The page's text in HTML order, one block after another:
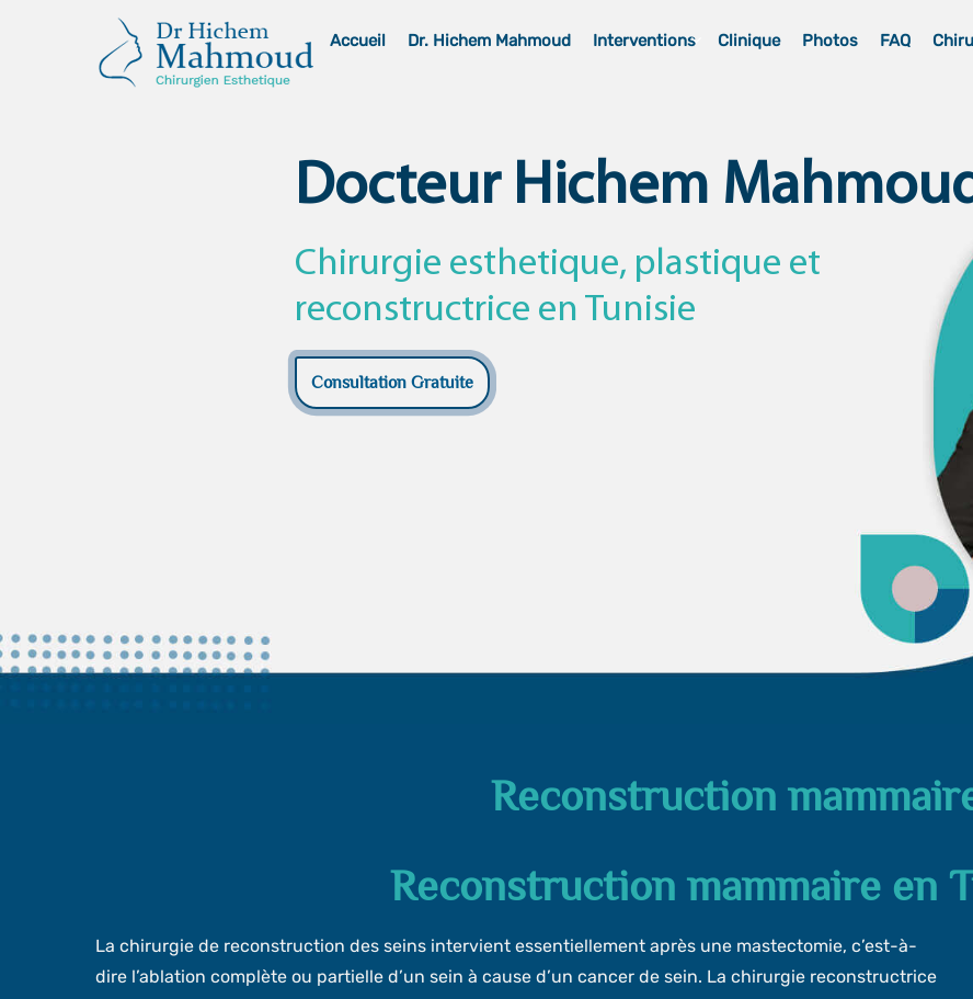
Accueil Dr. Hichem Mahmoud Interventions Clinique Photos FAQ
Docteur Hichem
Chirurgie esthetique, plastique et
reconstructrice en Tunisie
Consultation Gratuite
Reconstruction
Reconstruction mammaire en
La chirurgie de reconstruction des seins intervient essentiellement après une mastectomie, c’est-à-
dire l’ablation complète ou partielle d’un sein à cause d’un cancer de sein. La chirurgie reconstructrice